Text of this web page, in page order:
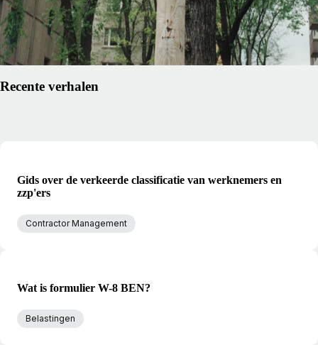
Artikel lezen
Recente verhalen
Gids over de verkeerde classificatie van werknemers en
zzp'ers
Contractor Management
Wat is formulier W-8 BEN?
Belastingen